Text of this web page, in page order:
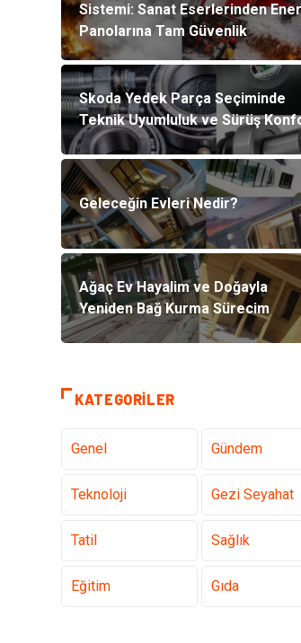
Sistemi: Sanat Eserlerinden
Panolarına Tam Güvenlik
Skoda Yedek Parça Seçiminde
Teknik Uyumluluk ve Sürüş
Geleceğin Evleri Nedir?
Ağaç Ev Hayalim ve Doğayla
Yeniden Bağ Kurma Sürecim
KATEGORILER
Genel Gündem
Teknoloji Gezi Seyahat
Tatil Sağlık
Eğitim Gıda